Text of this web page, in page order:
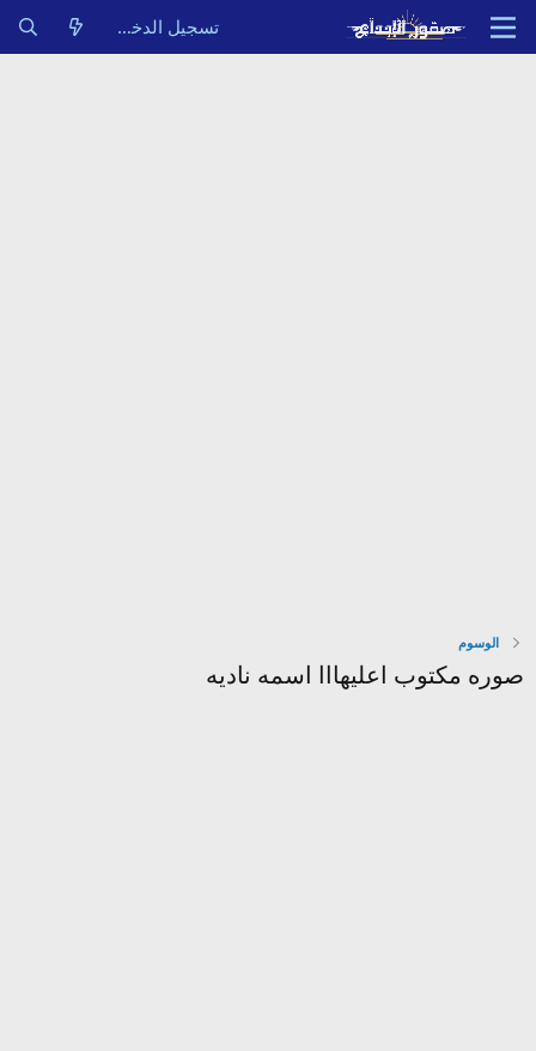
تسجيل الدخول
الوسوم
صوره مكتوب اعليهااا اسمه ناديه